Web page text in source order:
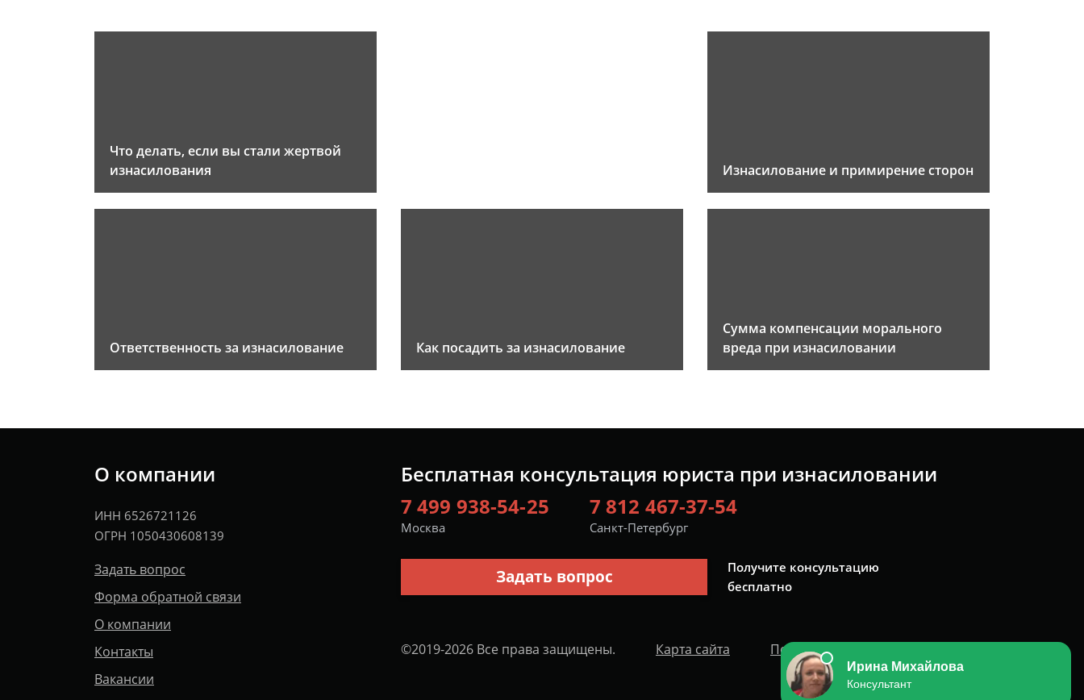
Что делать, если вы стали жертвой
изнасилования
Изнасилование и примирение сторон
Ответственность за изнасилование Как посадить за изнасилование
Сумма компенсации морального
вреда при изнасиловании
О компании
ИНН 6526721126
ОГРН 1050430608139
Задать вопрос
Форма обратной связи
О компании
Контакты
Вакансии
Бесплатная консультация юриста при изнасиловании
7 499 938-54-25
Москва
7 812 467-37-54
Санкт-Петербург
Задать вопрос
Получите консультацию
бесплатно
©2019-2026 Все права защищены. Карта сайта Политика персональных данных